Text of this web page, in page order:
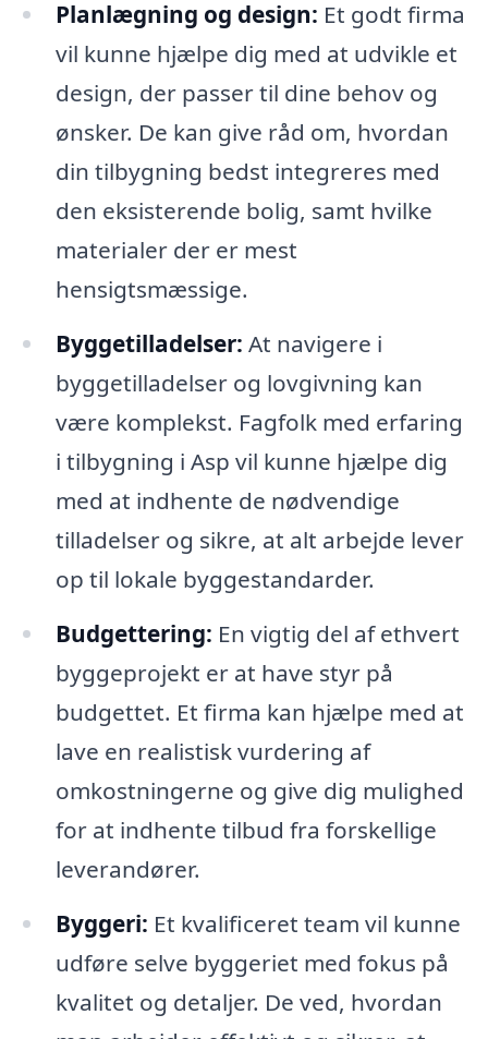
Planlægning og design: Et godt firma
vil kunne hjælpe dig med at udvikle et
design, der passer til dine behov og
ønsker. De kan give råd om, hvordan
din tilbygning bedst integreres med
den eksisterende bolig, samt hvilke
materialer der er mest
hensigtsmæssige.
Byggetilladelser: At navigere i
byggetilladelser og lovgivning kan
være komplekst. Fagfolk med erfaring
i tilbygning i Asp vil kunne hjælpe dig
med at indhente de nødvendige
tilladelser og sikre, at alt arbejde lever
op til lokale byggestandarder.
Budgettering: En vigtig del af ethvert
byggeprojekt er at have styr på
budgettet. Et firma kan hjælpe med at
lave en realistisk vurdering af
omkostningerne og give dig mulighed
for at indhente tilbud fra forskellige
leverandører.
Byggeri: Et kvalificeret team vil kunne
udføre selve byggeriet med fokus på
kvalitet og detaljer. De ved, hvordan